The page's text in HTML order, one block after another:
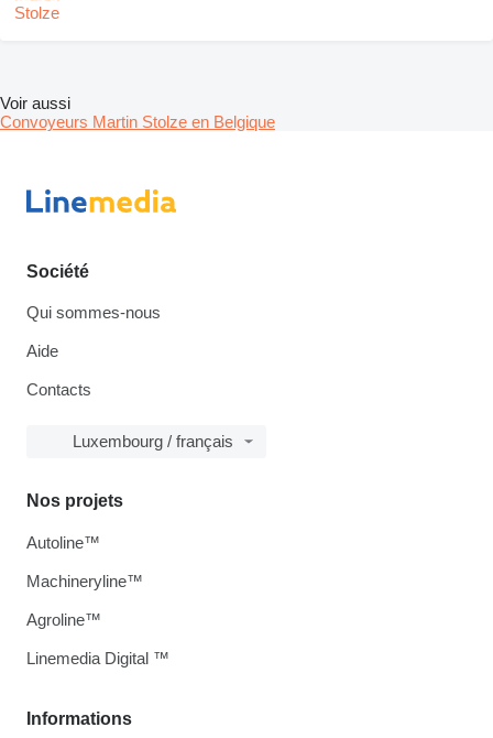
Voir aussi
Convoyeurs Martin Stolze en Belgique
Société
Qui sommes-nous
Aide
Contacts
Luxembourg / français
Informations
Nos projets
Autoline™
Machineryline™
Agroline™
Linemedia Digital ™